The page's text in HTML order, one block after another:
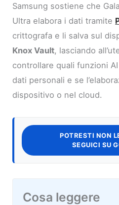
Samsung sostiene che
Ultra elabora i dati tramite
crittografa e li salva sul
Knox Vault, lasciando
controllare quali funzioni
dati personali e se
dispositivo o nel cloud.
POTRESTI NON
SEGUICI SU
Cosa leggere